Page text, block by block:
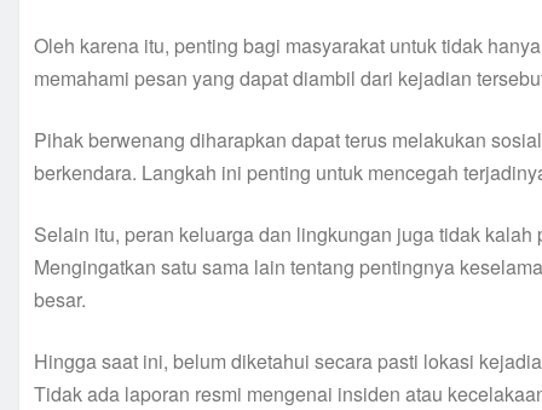
Oleh karena itu, penting bagi masyarakat untuk tidak
memahami pesan yang dapat diambil dari kejadian
Pihak berwenang diharapkan dapat terus melakukan
berkendara. Langkah ini penting untuk mencegah
Selain itu, peran keluarga dan lingkungan juga tidak
Mengingatkan satu sama lain tentang pentingnya
besar.
Hingga saat ini, belum diketahui secara pasti lokasi
Tidak ada laporan resmi mengenai insiden atau